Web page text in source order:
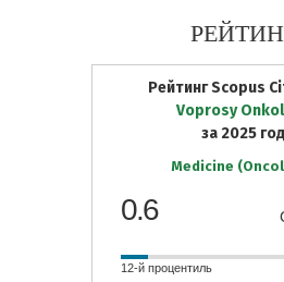
Рейтинг Scopus
Voprosy
за 2025 год
Medicine
0.6
12-й процентиль